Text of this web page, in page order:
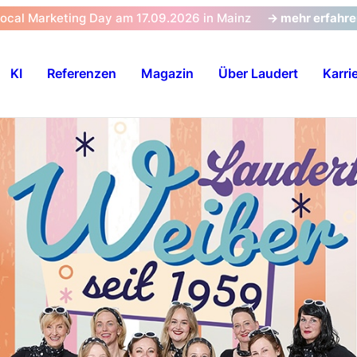
Marketing Day am 17.09.2026 in Mainz -> mehr
KI Referenzen Magazin Über Laudert